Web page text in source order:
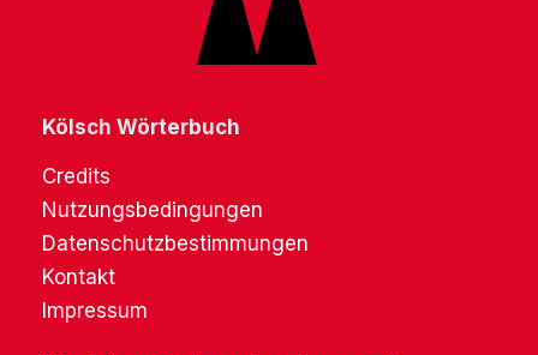
Kölsch Wörterbuch
Credits
Nutzungsbedingungen
Datenschutzbestimmungen
Kontakt
Impressum